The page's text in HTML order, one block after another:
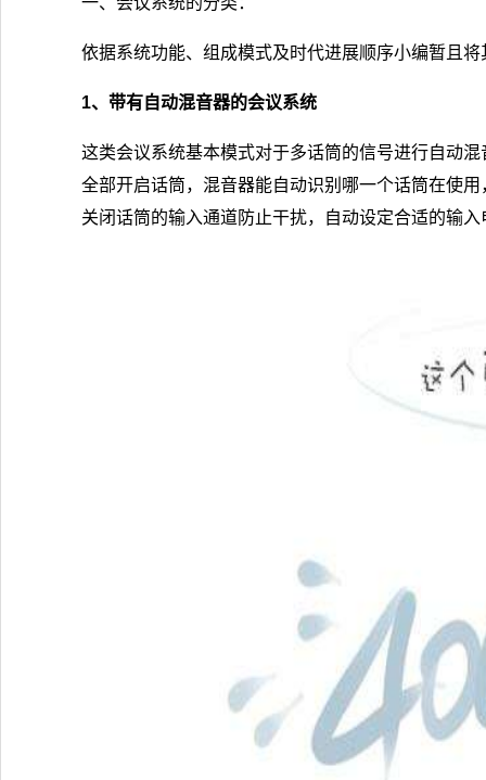
依据系统功能、组成模式及时代进展顺序小编暂且
1、带有自动混音器的会议系统
这类会议系统基本模式对于多话筒的信号进行自动
全部开启话筒，混音器能自动识别哪一个话筒在使
关闭话筒的输入通道防止干扰，自动设定合适的输